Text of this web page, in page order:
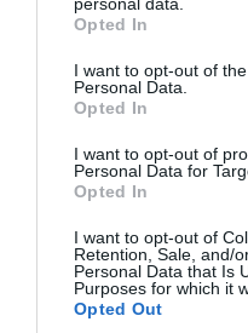
grant or deny consent to
use your data for below
consent section.
Opted In
I want to opt-out of
Personal Data.
Opted In
I want to opt-out of
Personal Data for
Opted In
I want to opt-out of
Retention, Sale, and/
Personal Data that Is
Purposes for which it
Opted Out